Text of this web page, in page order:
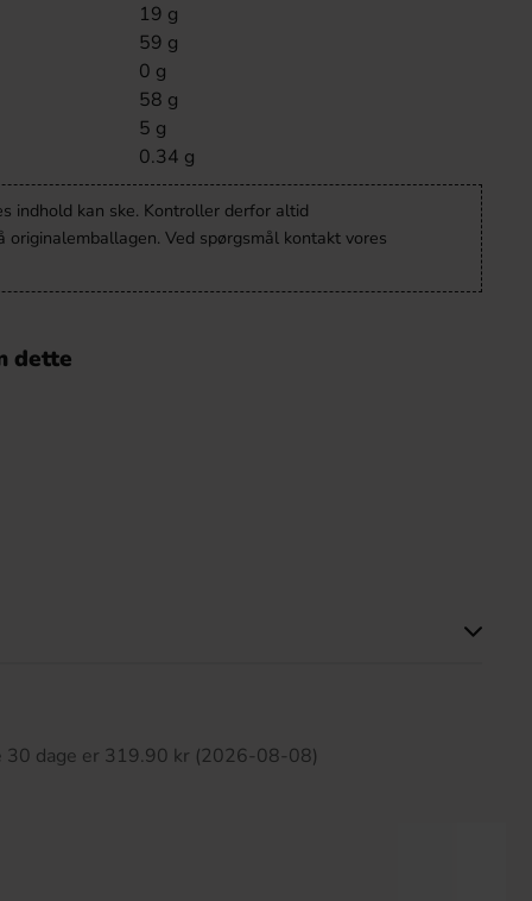
19 g
59 g
0 g
58 g
5 g
0.34 g
indhold kan ske. Kontroller derfor altid
originalemballagen. Ved spørgsmål kontakt vores
dette
30 dage er 319.90 kr (2026-08-08)